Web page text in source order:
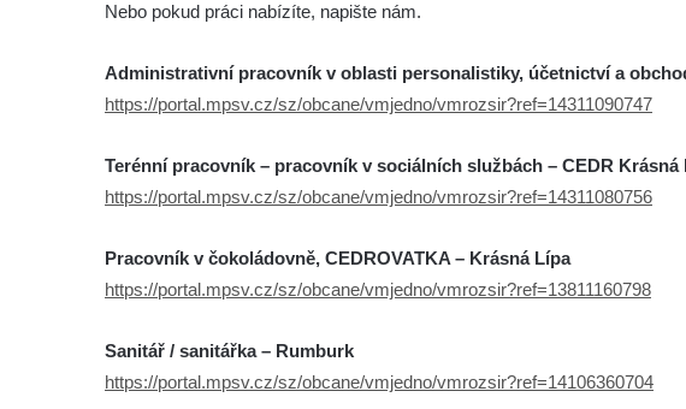
Nebo pokud práci nabízíte, napište nám.
Administrativní pracovník v oblasti personalistiky, účetnictví a
https://portal.mpsv.cz/sz/obcane/vmjedno/vmrozsir?ref=14311090747
Terénní pracovník – pracovník v sociálních službách – CEDR Krásná
https://portal.mpsv.cz/sz/obcane/vmjedno/vmrozsir?ref=14311080756
Pracovník v čokoládovně, CEDROVATKA – Krásná Lípa
https://portal.mpsv.cz/sz/obcane/vmjedno/vmrozsir?ref=13811160798
Sanitář / sanitářka – Rumburk
https://portal.mpsv.cz/sz/obcane/vmjedno/vmrozsir?ref=14106360704